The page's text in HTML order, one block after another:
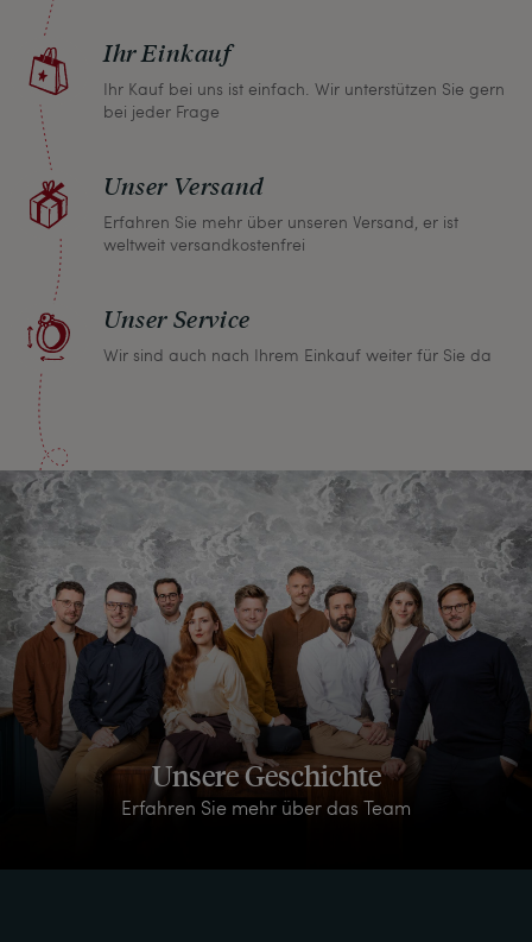
zurückgeben und wir erstatten Ihnen den vollen
Kaufpreis.Ihr Einkauf
Ihr Kauf bei uns ist einfach. Wir unterstützen Sie gern
bei jeder Frage
Unser Versand
Erfahren Sie mehr über unseren Versand, er ist
weltweit versandkostenfrei
Unser Service
Wir sind auch nach Ihrem Einkauf weiter für Sie da
Unsere Geschichte
Erfahren Sie mehr über das Team